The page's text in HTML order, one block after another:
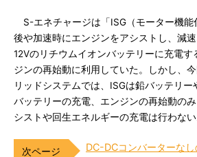
S-エネチャージは「ISG（モーター機能
後や加速時にエンジンをアシストし、減
12Vのリチウムイオンバッテリーに充電す
ジンの再始動に利用していた。しかし、
リッドシステムでは、ISGは鉛バッテリー
バッテリーの充電、エンジンの再始動の
シストや回生エネルギーの充電は行わない
DC-DCコンバーターな